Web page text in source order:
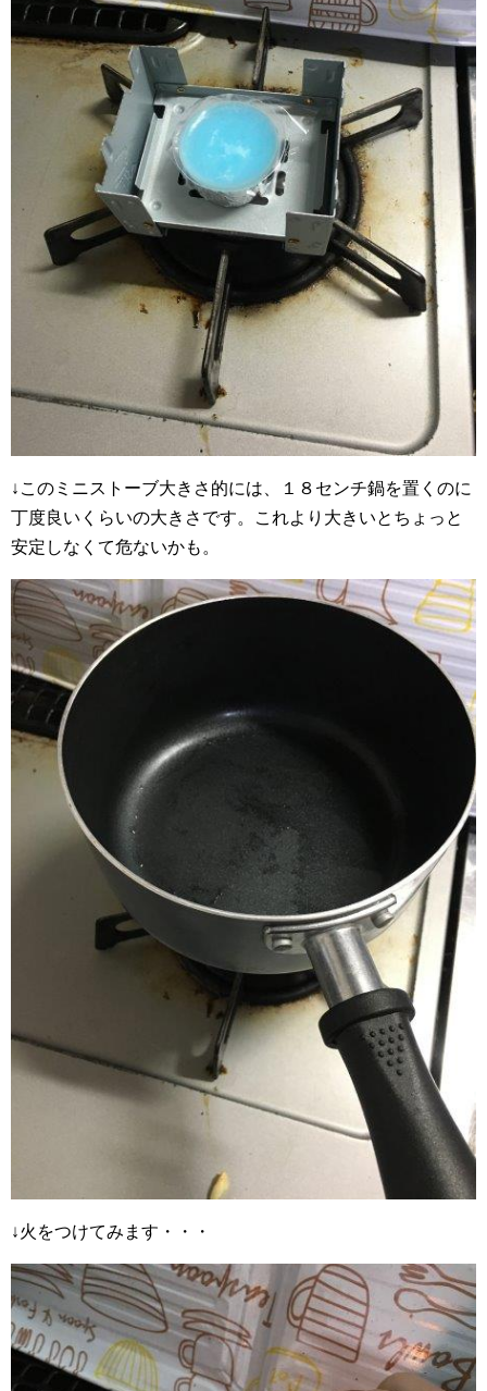
↓このミニストーブ大きさ的には、１８センチ鍋を置くのに
丁度良いくらいの大きさです。これより大きいとちょっと
安定しなくて危ないかも。
↓火をつけてみます・・・